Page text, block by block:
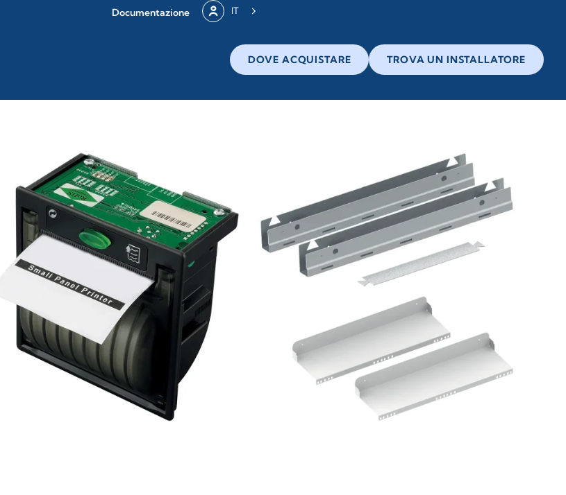
Documentazione IT
DOVE ACQUISTARE TROVA UN INSTALLATORE